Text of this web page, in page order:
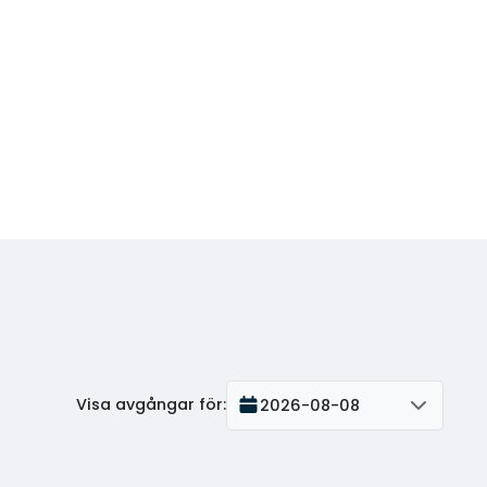
Visa avgångar för: 2026-08-08